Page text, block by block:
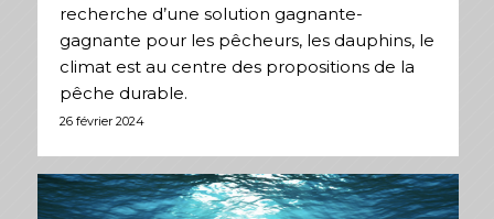
recherche d’une solution gagnante-
gagnante pour les pêcheurs, les dauphins, le
climat est au centre des propositions de la
pêche durable.
26 février 2024